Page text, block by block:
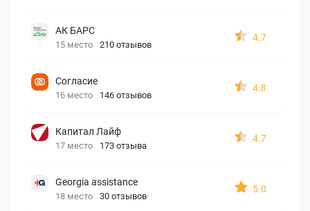
АК БАРС
15 место 210 отзывов
4.7
Согласие
16 место 146 отзывов
4.8
Капитал Лайф
17 место 173 отзыва
4.7
Georgia assistance
18 место 30 отзывов
5.0